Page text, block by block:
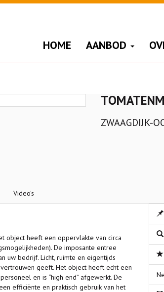
HOME AANBOD
ZWAAGDIJK-
Video's
object heeft een oppervlakte van circa
De imposante entree
uw bedrijf. Licht, ruimte en eigentijds
geeft. Het object heeft echt een
en is “high end” afgewerkt. De
efficiënte en praktisch gebruik van het